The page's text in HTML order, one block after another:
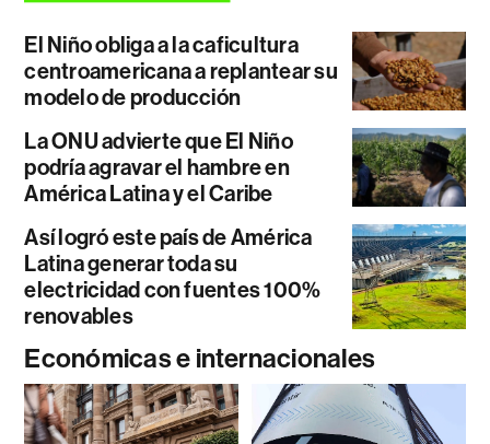
El Niño obliga a la caficultura
centroamericana a replantear su
modelo de producción
La ONU advierte que El Niño
podría agravar el hambre en
América Latina y el Caribe
Así logró este país de América
Latina generar toda su
electricidad con fuentes 100%
renovables
Económicas e internacionales